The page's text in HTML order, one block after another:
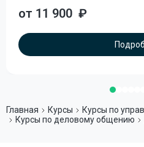
от 11 900 ₽
Главная Курсы
Курсы по
Курсы по деловому общению